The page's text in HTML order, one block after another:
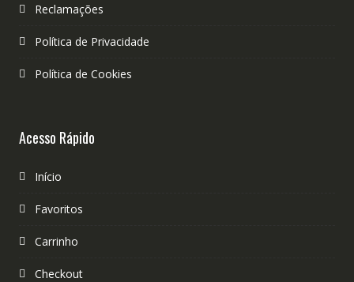
Reclamações
Política de Privacidade
Política de Cookies
Acesso Rápido
Início
Favoritos
Carrinho
Checkout